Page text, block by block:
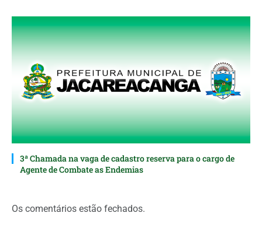
3ª Chamada na vaga de cadastro reserva para o cargo de
Agente de Combate as Endemias
Os comentários estão fechados.